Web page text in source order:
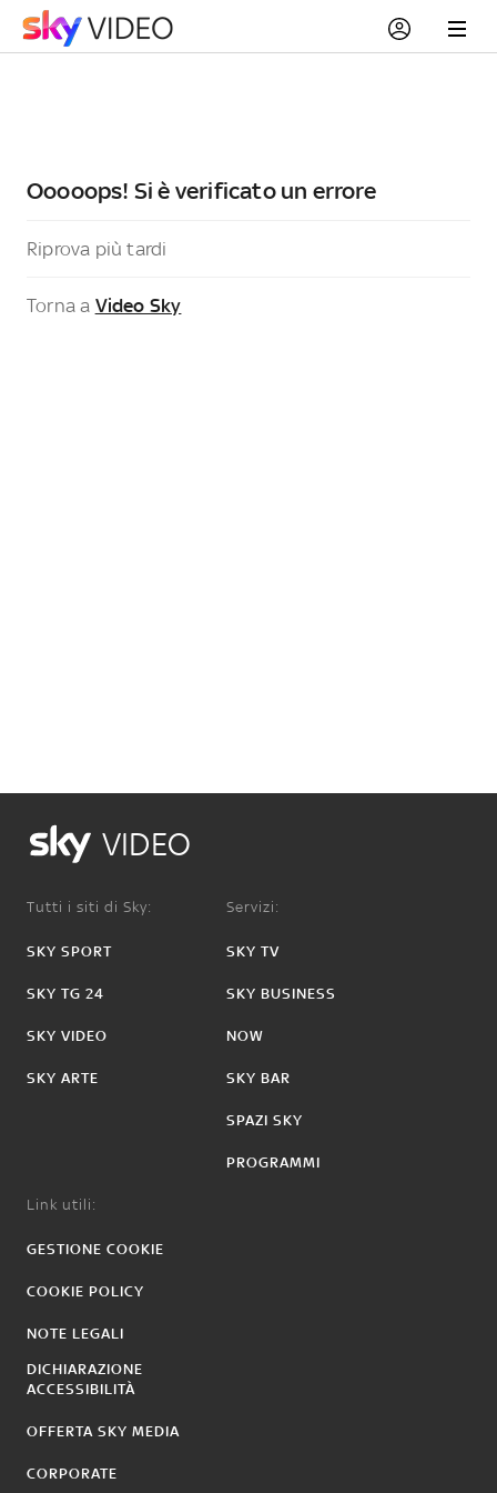
Ooooops! Si è verificato un errore
Riprova più tardi
Torna a Video Sky
VIDEO
Tutti i siti di Sky:
SKY SPORT
SKY TG 24
SKY VIDEO
SKY ARTE
Servizi:
SKY TV
SKY BUSINESS
NOW
SKY BAR
SPAZI SKY
PROGRAMMI
Link utili:
GESTIONE COOKIE
COOKIE POLICY
NOTE LEGALI
DICHIARAZIONE
ACCESSIBILITÀ
OFFERTA SKY MEDIA
CORPORATE